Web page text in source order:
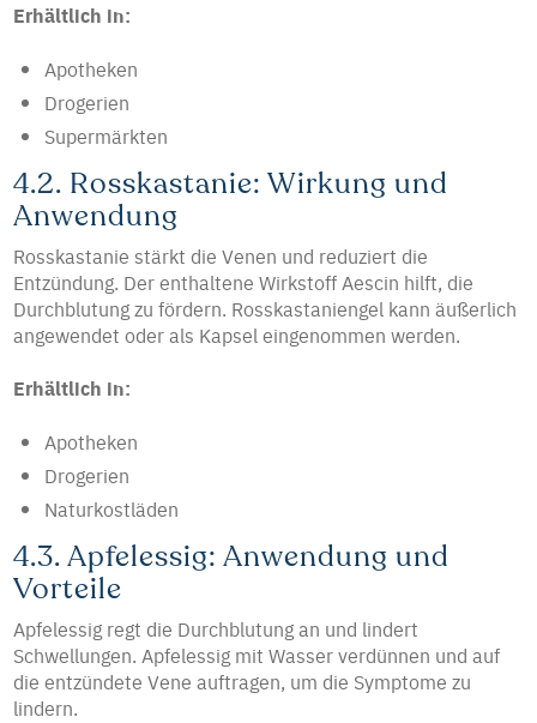
Erhältlich in:
Apotheken
Drogerien
Supermärkten
4.2. Rosskastanie: Wirkung und
Anwendung
Rosskastanie stärkt die Venen und reduziert die
Entzündung. Der enthaltene Wirkstoff Aescin hilft, die
Durchblutung zu fördern. Rosskastaniengel kann äußerlich
angewendet oder als Kapsel eingenommen werden.
Erhältlich in:
Apotheken
Drogerien
Naturkostläden
4.3. Apfelessig: Anwendung und
Vorteile
Apfelessig regt die Durchblutung an und lindert
Schwellungen. Apfelessig mit Wasser verdünnen und auf
die entzündete Vene auftragen, um die Symptome zu
lindern.